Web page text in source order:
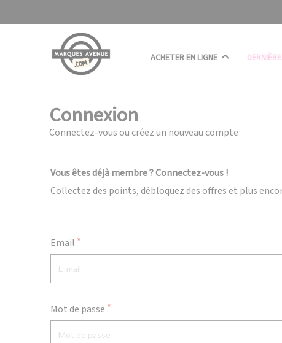
ACHETER EN LIGNE
Connexion
Connectez-vous ou créez un nouveau compte
Vous êtes déjà membre ? Connectez-vous !
Collectez des points, débloquez des offres et plus
Email
Mot de passe